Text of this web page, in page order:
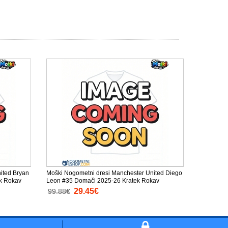
Bryan
Rokav
Moški Nogometni dresi Manchester United Diego
Leon #35 Domači 2025-26 Kratek Rokav
99.88€ 29.45€